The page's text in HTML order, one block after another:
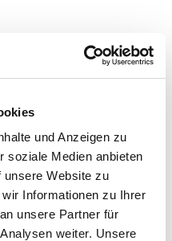
und Anzeigen zu
soziale Medien anbieten
unsere Website zu
Informationen zu Ihrer
unsere Partner für
weiter. Unsere